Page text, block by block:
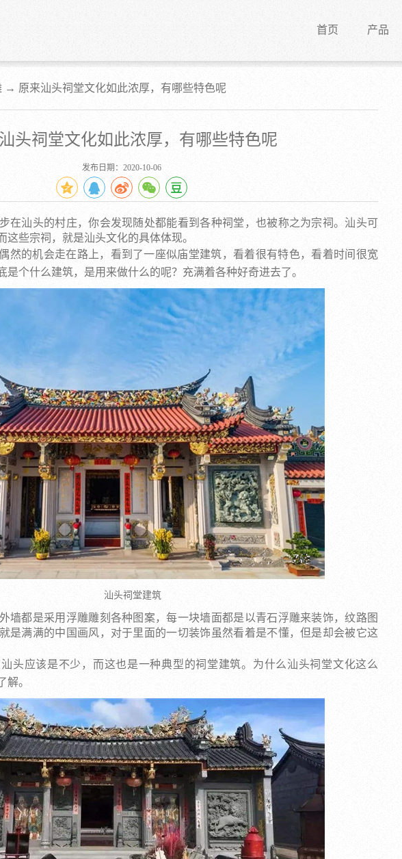
首页 产品
→ 原来汕头祠堂文化如此浓厚，有哪些特色呢
头祠堂文化如此浓厚，有哪些特色呢
发布日期：2020-10-06
在汕头的村庄，你会发现随处都能看到各种祠堂，也被称之为宗祠。汕头可
这些宗祠，就是汕头文化的具体体现。
然的机会走在路上，看到了一座似庙堂建筑，看着很有特色，看着时间很宽
是个什么建筑，是用来做什么的呢？充满着各种好奇进去了。
汕头祠堂建筑
墙都是采用浮雕雕刻各种图案，每一块墙面都是以青石浮雕来装饰，纹路图
是满满的中国画风，对于里面的一切装饰虽然看着是不懂，但是却会被它这
头应该是不少，而这也是一种典型的祠堂建筑。为什么汕头祠堂文化这么
解。